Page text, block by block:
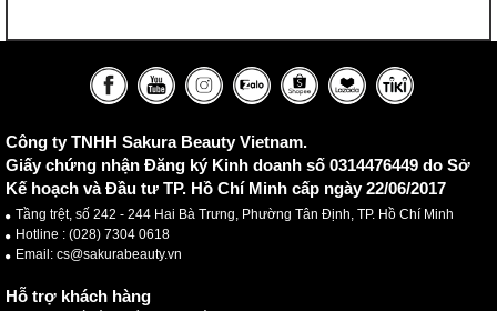
Công ty TNHH Sakura Beauty Vietnam.
Giấy chứng nhận Đăng ký Kinh doanh số 0314476449 do Sở
Kế hoạch và Đầu tư TP. Hồ Chí Minh cấp ngày 22/06/2017
Tầng trệt, số 242 - 244 Hai Bà Trưng, Phường Tân Định, TP. Hồ Chí Minh
Hotline : (028) 7304 0618
Email: cs@sakurabeauty.vn
Hỗ trợ khách hàng